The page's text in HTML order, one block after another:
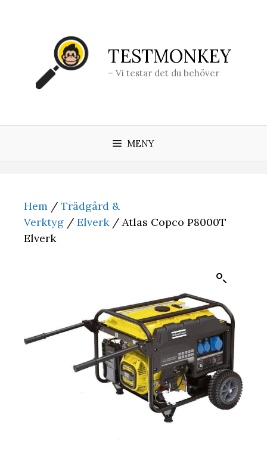
TESTMONKEY
– Vi testar det du behöver
MENY
Hem / Trädgård &
Verktyg / Elverk/ Atlas Copco P8000T
Elverk